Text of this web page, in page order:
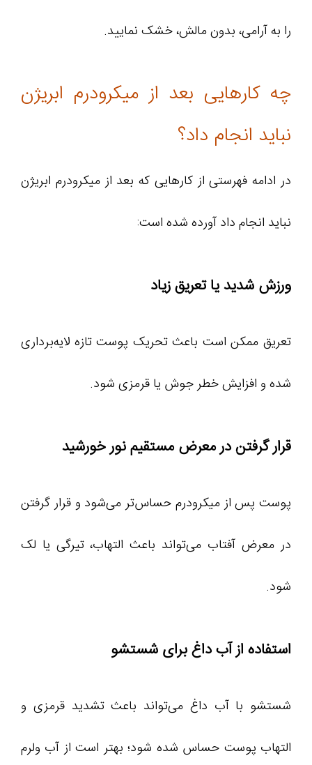
را به آرامی، بدون مالش، خشک نمایید.
چه کارهایی بعد از میکرودرم ابریژن
نباید انجام داد؟
در ادامه فهرستی از کارهایی که بعد از میکرودرم ابریژن
نباید انجام داد آورده شده است:
ورزش شدید یا تعریق زیاد
تعریق ممکن است باعث تحریک پوست تازه لایه‌برداری‌
شده و افزایش خطر جوش یا قرمزی شود.
قرار گرفتن در معرض مستقیم نور خورشید
پوست پس از میکرودرم حساس‌تر می‌شود و قرار گرفتن
در معرض آفتاب می‌تواند باعث التهاب، تیرگی یا لک
شود.
استفاده از آب داغ برای شستشو
شستشو با آب داغ می‌تواند باعث تشدید قرمزی و
التهاب پوست حساس‌ شده شود؛ بهتر است از آب ولرم